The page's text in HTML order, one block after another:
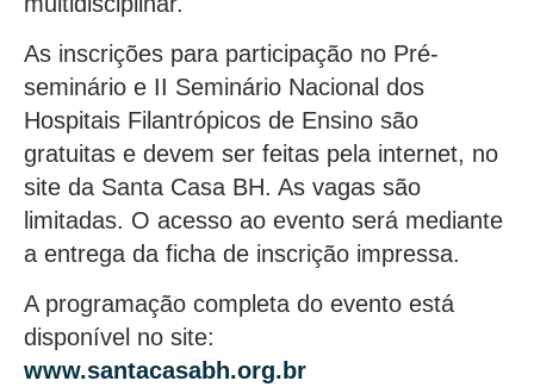
As inscrições para participação no Pré-
seminário e II Seminário Nacional dos
Hospitais Filantrópicos de Ensino são
gratuitas e devem ser feitas pela internet, no
site da Santa Casa BH. As vagas são
limitadas. O acesso ao evento será mediante
a entrega da ficha de inscrição impressa.
A programação completa do evento está
disponível no site:
www.santacasabh.org.br